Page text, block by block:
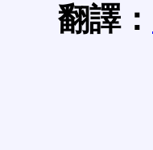
翻譯：